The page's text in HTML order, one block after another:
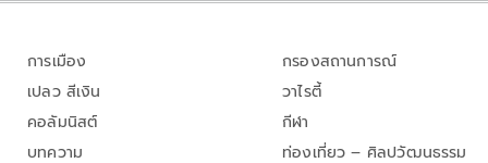
การเมือง
เปลว สีเงิน
คอลัมนิสต์
บทความ
กรองสถานการณ์
วาไรตี้
กีฬา
ท่องเที่ยว – ศิลปวัฒนธรรม